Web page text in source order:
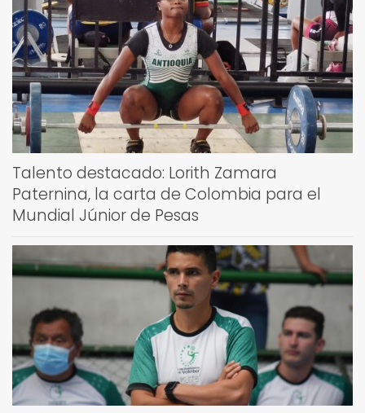
Talento destacado: Lorith Zamara
Paternina, la carta de Colombia para el
Mundial Júnior de Pesas